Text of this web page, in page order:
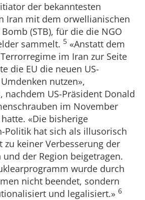
der bekanntesten
Iran mit dem orwellianischen
(STB), für die die NGO
sammelt. 5 «Anstatt dem
im Iran zur Seite
die EU die neuen US-
nutzen»,
nachdem US-Präsident Donald
im November
«Die bisherige
Politik hat sich als illusorisch
zu keiner Verbesserung der
der Region beigetragen.
wurde durch
nicht beendet, sondern
und legalisiert.» 6